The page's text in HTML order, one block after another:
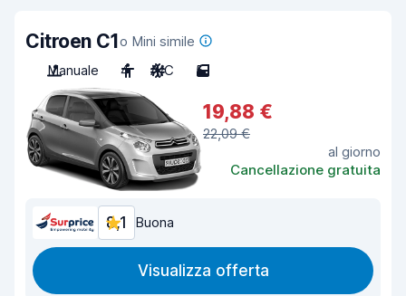
Citroen C1o Mini simile
Manuale
4 A/C 5
19,88 €
22,09 €
al giorno
Cancellazione gratuita
8,1 Buona
Visualizza offerta